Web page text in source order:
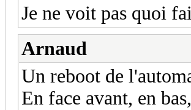
Je ne voit pas quoi
Arnaud
Un reboot de
En face avant, en